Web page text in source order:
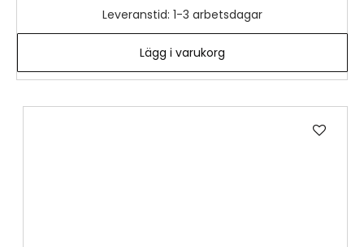
Leveranstid: 1-3 arbetsdagar
Lägg i varukorg